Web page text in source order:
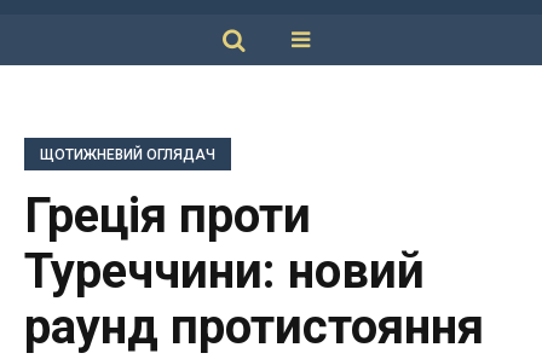
ЩОТИЖНЕВИЙ ОГЛЯДАЧ
Греція проти
Туреччини: новий
раунд протистояння